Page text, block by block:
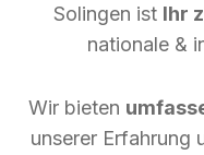
Solingen ist Ihr
nationale &
Wir bieten
unserer Erfahrung